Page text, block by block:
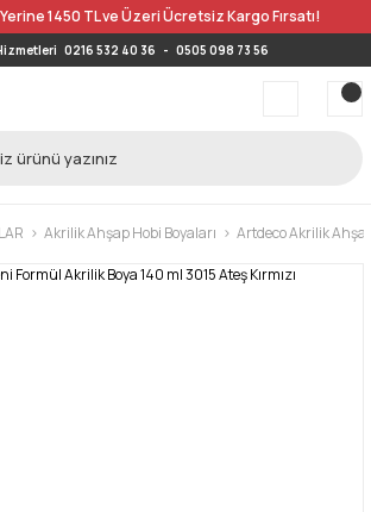
1450 TL ve Üzeri Ücretsiz Kargo Fırsatı!
0216 532 40 36 - 0505 098 73 56
Akrilik Ahşap Hobi Boyaları Artdeco Akrilik